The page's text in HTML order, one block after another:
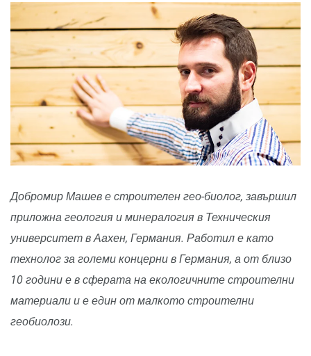
Добромир Машев е строителен гео-биолог, завършил
приложна геология и минералогия в Техническия
университет в Аахен, Германия. Работил е като
технолог за големи концерни в Германия, а от близо
10 години е в сферата на екологичните строителни
материали и е един от малкото строителни
геобиолози.